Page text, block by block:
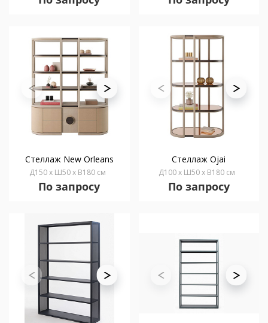
Стеллаж New Orleans
Д150 x Ш50 x В180 см
По запросу
Стеллаж Ojai
Д100 x Ш50 x В180 см
По запросу